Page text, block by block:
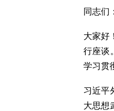
同志们：
大家好
行座谈
学习贯
习近平
大思想